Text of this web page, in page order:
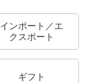
インポート／エ
クスポート
ギフト